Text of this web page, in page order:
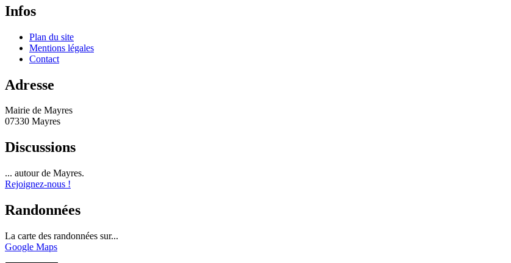
Infos
Plan du site
Mentions légales
Contact
Adresse
Mairie de Mayres
07330 Mayres
Discussions
... autour de Mayres.
Rejoignez-nous !
Randonnées
La carte des randonnées sur...
Google Maps